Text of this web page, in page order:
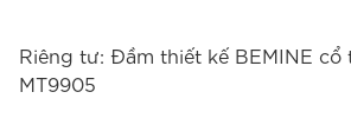
Riêng tư: Đầm thiết kế BEMINE
MT9905